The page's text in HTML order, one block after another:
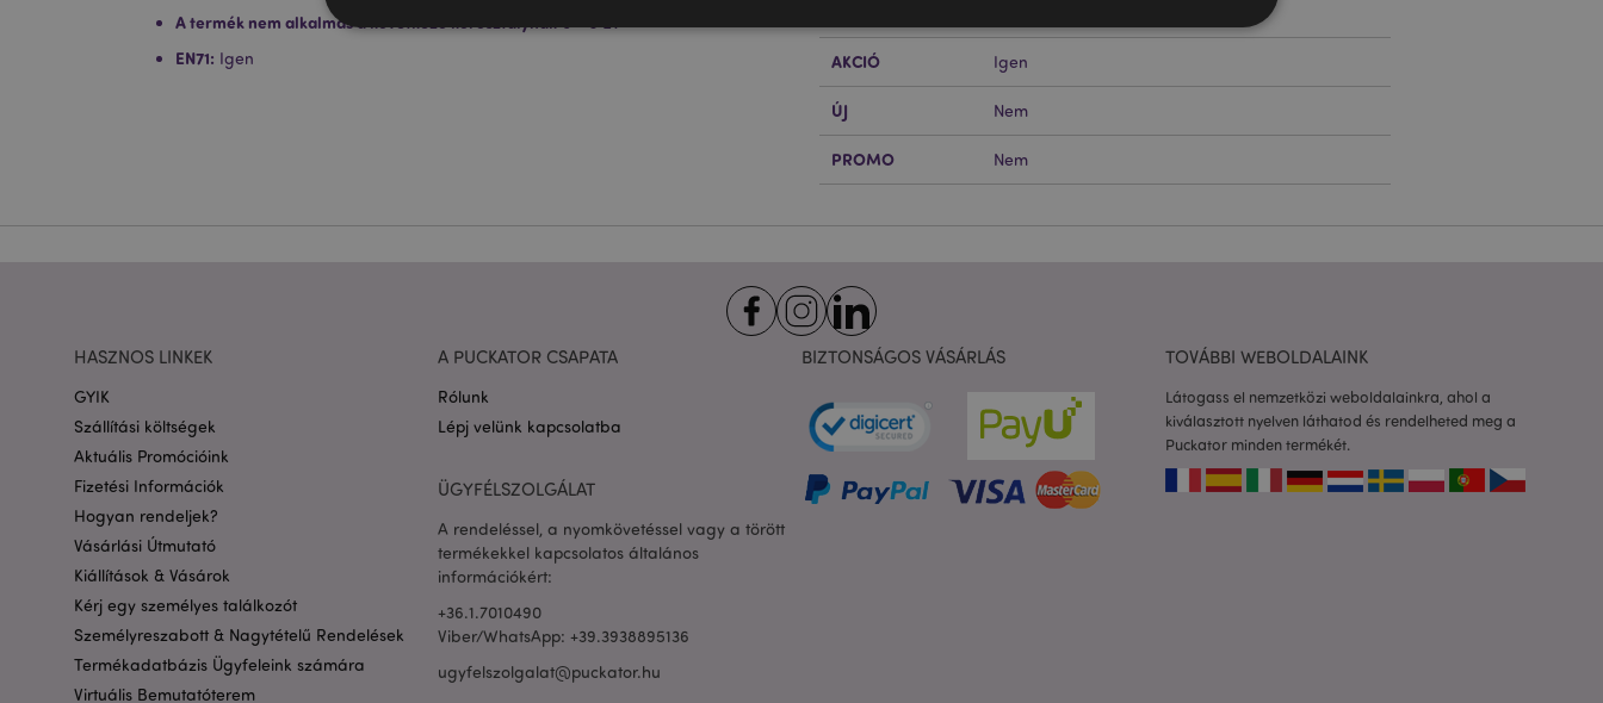
A termék nem alkalmas a következő korosztálynak
EN71: Igen AKCIÓ Igen
ÚJ Nem
PROMO Nem
HASZNOS LINKEK
GYIK
Szállítási költségek
Aktuális Promócióink
Fizetési Információk
Hogyan rendeljek?
Vásárlási Útmutató
Kiállítások & Vásárok
Kérj egy személyes találkozót
Személyreszabott & Nagytételű Rendelések
Termékadatbázis Ügyfeleink számára
Virtuális Bemutatóterem
A PUCKATOR CSAPATA
Rólunk
Lépj velünk kapcsolatba
ÜGYFÉLSZOLGÁLAT
A rendeléssel, a nyomkövetéssel vagy a törött
termékekkel kapcsolatos általános
információkért:
+36.1.7010490
Viber/WhatsApp: +39.3938895136
ugyfelszolgalat@puckator.hu
BIZTONSÁGOS VÁSÁRLÁS TOVÁBBI WEBOLDALAINK
Látogass el nemzetközi weboldalainkra, ahol a
kiválasztott nyelven láthatod és rendelheted meg a
Puckator minden termékét.
A weboldal működéséhez feltétlenül szükséges sütik lehetővé teszik a webhely alapvető funkcióit, például a felhasználói
bejelentkezést és a fiókkezelést. A weboldal nem használható megfelelően a feltétlenül szükséges sütik nélkül.
Lejárat Leírás
CookieScriptConsent
CookieScript
1
Ezt a sütit a Cookie-Script.com szolgáltatás arra
.puckator.hu
1 nap
16 óra
A süti a PHP nyelven alapuló alkalmazások által van
generálva. Ez egy általános célú azonosító, amelyet a
felhasználói munkamenet-változók karbantartására
használnak. Ez általában egy véletlenszerűen
webhelytől függhet, de jó példa a felhasználó
bejelentkezett állapotának megtartása az oldalak
között.
16 óra
használja annak kiemelésére, hogy a felhasználó által
kért oldal verziója megváltozott. Ez lehetővé teszi
ugyanazon oldal különböző verzióinak
private_content_version
searchReport-log
Adobe Inc.
mage-cache-sessid
Google adatvédelmi szabályzatát